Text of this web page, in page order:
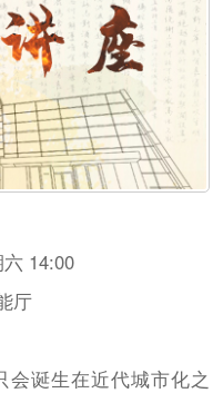
14:00
厅
会诞生在近代城市化之